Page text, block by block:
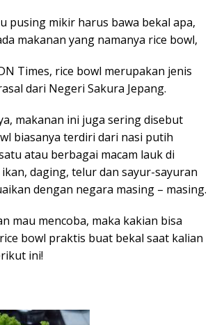
pusing mikir harus bawa bekal apa,
makanan yang namanya rice bowl,
Times, rice bowl merupakan jenis
dari Negeri Sakura Jepang.
makanan ini juga sering disebut
biasanya terdiri dari nasi putih
atau berbagai macam lauk di
daging, telur dan sayur-sayuran
dengan negara masing – masing.
mau mencoba, maka kakian bisa
bowl praktis buat bekal saat kalian
ini!